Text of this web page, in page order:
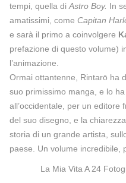
tempi, quella di Astro Boy. In
amatissimi, come Capitan
e sarà il primo a coinvolgere
prefazione di questo volume)
l’animazione.
Ormai ottantenne, Rintarō ha
suo primissimo manga, e lo
all’occidentale, per un editore
del suo disegno, e la
storia di un grande artista,
paese. Un volume incredibile,
La Mia Vita A 24